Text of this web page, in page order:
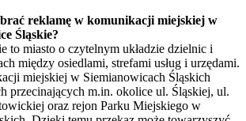
reklamę w komunikacji miejskiej w
Śląskie?
to miasto o czytelnym układzie dzielnic i
między osiedlami, strefami usług i urzędami.
miejskiej w Siemianowicach Śląskich
przecinających m.in. okolice ul. Śląskiej, ul.
oraz rejon Parku Miejskiego w